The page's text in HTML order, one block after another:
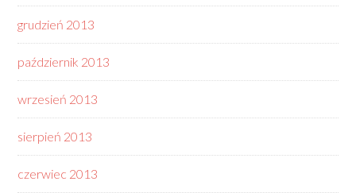
grudzień 2013
październik 2013
wrzesień 2013
sierpień 2013
czerwiec 2013